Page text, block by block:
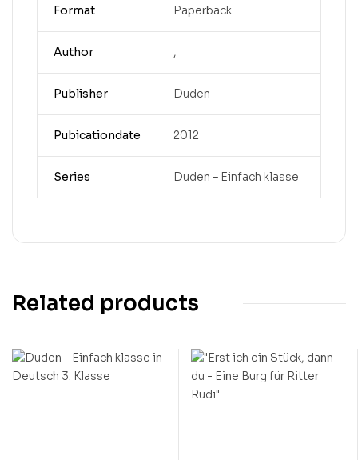
Format Paperback
Author ,
Publisher Duden
Pubicationdate 2012
Series Duden – Einfach klasse
Related products